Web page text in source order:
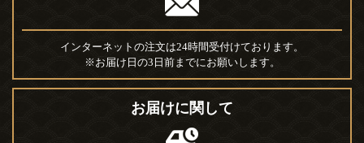
インターネットの注文は24時間受付けております。
※お届け日の3日前までにお願いします。
お届けに関して